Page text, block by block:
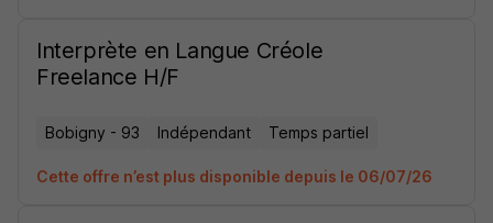
Interprète en Langue Créole
Freelance H/F
Bobigny - 93 Indépendant Temps partiel
Cette offre n’est plus disponible depuis le 06/07/26